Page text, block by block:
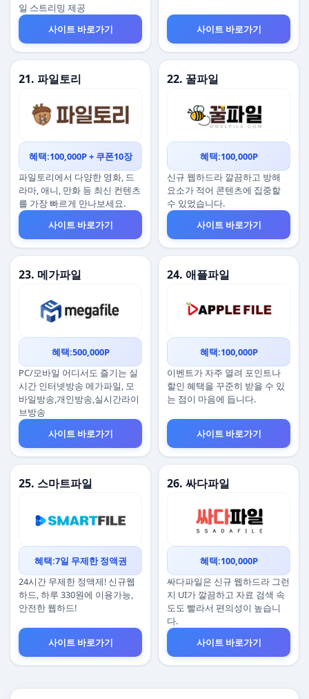
일 스트리밍 제공
사이트 바로가기
사이트 바로가기
21. 파일토리
혜택:100,000P + 쿠폰10장
파일토리에서 다양한 영화, 드
라마, 애니, 만화 등 최신 컨텐츠
를 가장 빠르게 만나보세요.
사이트 바로가기
22. 꿀파일
혜택:100,000P
신규 웹하드라 깔끔하고 방해
요소가 적어 콘텐츠에 집중할
수 있었습니다.
사이트 바로가기
23. 메가파일
혜택:500,000P
PC/모바일 어디서도 즐기는 실
시간 인터넷방송 메가파일, 모
바일방송,개인방송,실시간라이
브방송
사이트 바로가기
24. 애플파일
혜택:100,000P
이벤트가 자주 열려 포인트나
할인 혜택을 꾸준히 받을 수 있
는 점이 마음에 듭니다.
사이트 바로가기
25. 스마트파일
혜택:7일 무제한 정액권
24시간 무제한 정액제! 신규웹
하드, 하루 330원에 이용가능,
안전한 웹하드!
사이트 바로가기
26. 싸다파일
혜택:100,000P
싸다파일은 신규 웹하드라 그런
지 UI가 깔끔하고 자료 검색 속
도도 빨라서 편의성이 높습니
다.
사이트 바로가기